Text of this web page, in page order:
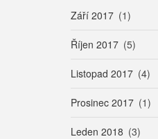
Září 2017 (1)
Říjen 2017 (5)
Listopad 2017 (4)
Prosinec 2017 (1)
Leden 2018 (3)